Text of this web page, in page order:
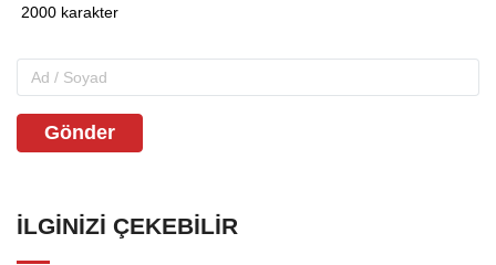
Gönder
İLGINIZI ÇEKEBILIR